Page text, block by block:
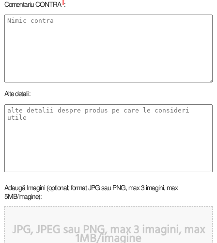
Comentariu CONTRA :
Alte detalii:
Adaugă Imagini (optional; format JPG sau PNG, max 3 imagini, max
5MB/imagine):
JPG, JPEG sau PNG, max 3 imagini, max
1MB/imagine